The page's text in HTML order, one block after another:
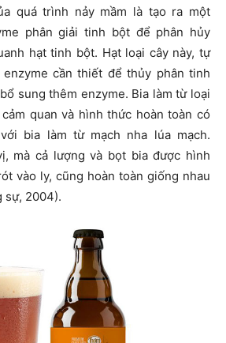
quá trình nảy mầm là tạo ra một
phân giải tinh bột để phân hủy
hạt tinh bột. Hạt loại cây này, tự
cần thiết để thủy phân tinh
sung thêm enzyme. Bia làm từ loại
quan và hình thức hoàn toàn có
bia làm từ mạch nha lúa mạch.
mà cả lượng và bọt bia được hình
vào ly, cũng hoàn toàn giống nhau
sự, 2004).